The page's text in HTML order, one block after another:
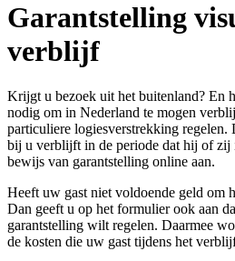
Garantstelling
verblijf
Krijgt u bezoek uit het buitenland? En
nodig om in Nederland te mogen
particuliere logiesverstrekking regelen.
bij u verblijft in de periode dat hij of zij
bewijs van garantstelling online aan.
Heeft uw gast niet voldoende geld om
Dan geeft u op het formulier ook aan
garantstelling wilt regelen. Daarmee
de kosten die uw gast tijdens het